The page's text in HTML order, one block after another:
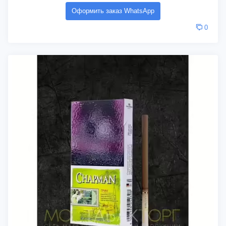
Оформить заказ WhatsApp
0